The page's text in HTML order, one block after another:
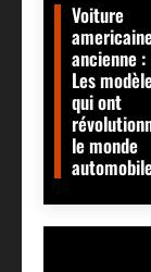
Voiture
ancienne :
Les
qui ont
le monde